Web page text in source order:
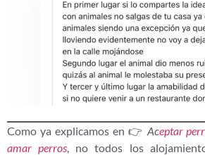
Como ya explicamos en 👉 Aceptar
amar perros , no todos los